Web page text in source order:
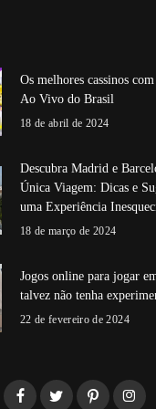
Os melhores cassinos
Ao Vivo do Brasil
18 de abril de 2024
Descubra Madrid e
Única Viagem: Dicas e
uma Experiência
18 de março de 2024
Jogos online para jogar
talvez não tenha
22 de fevereiro de 2024